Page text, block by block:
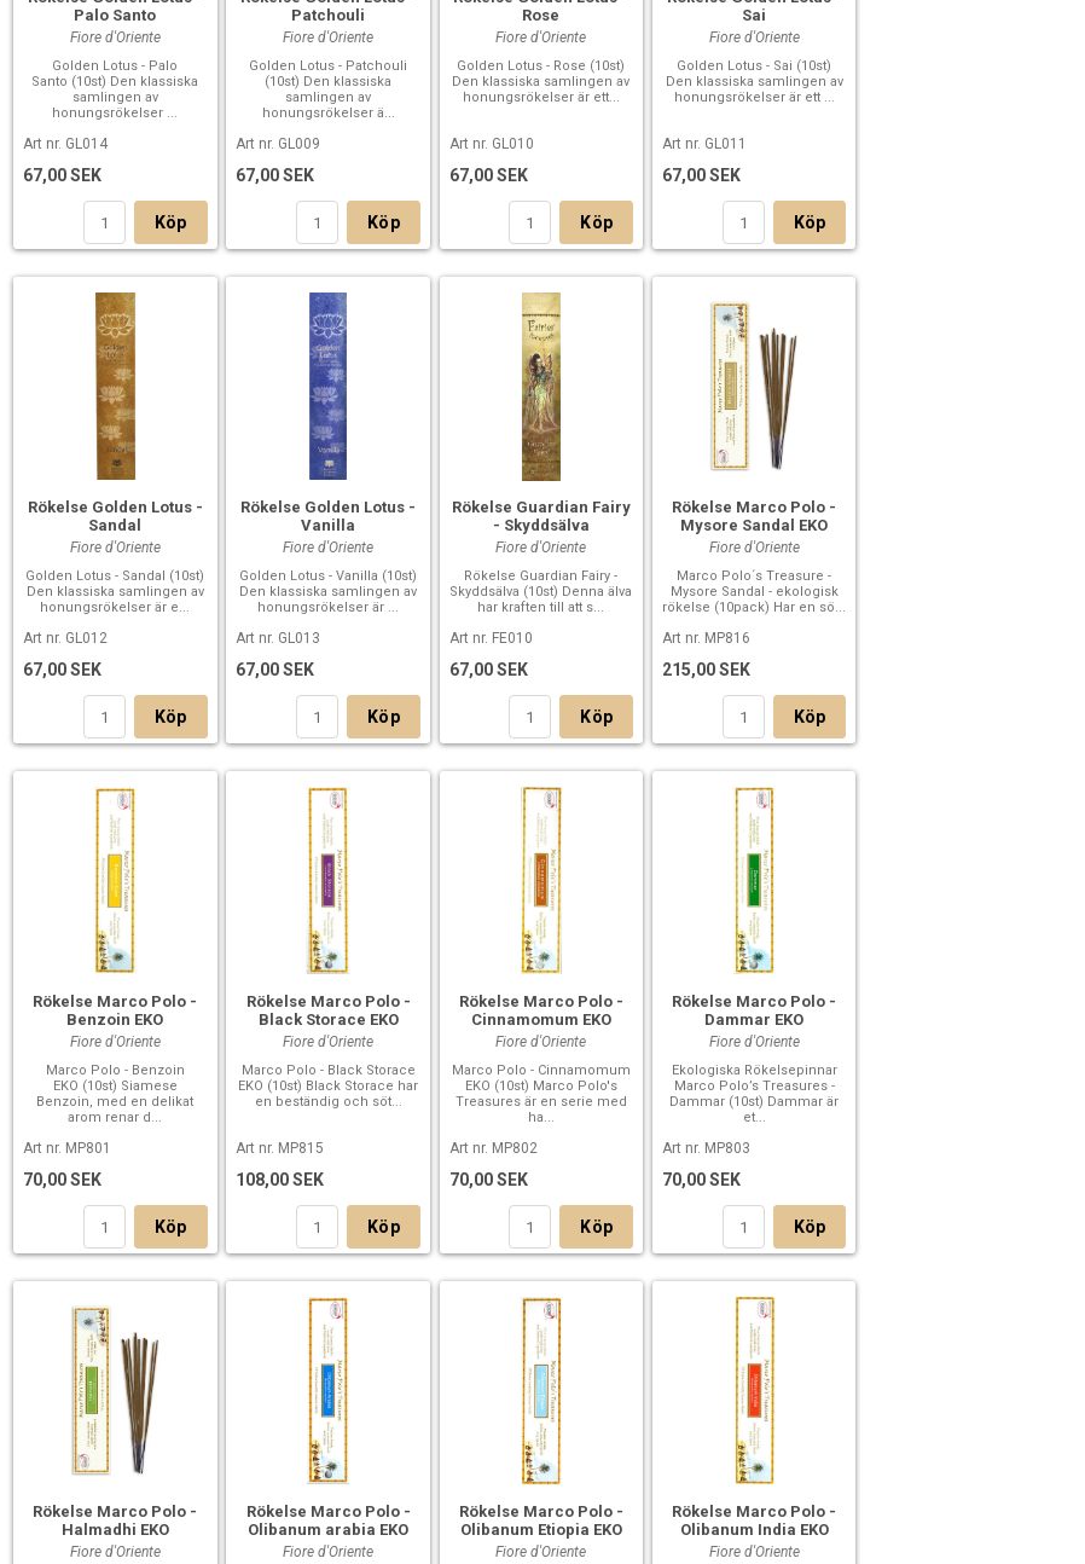
Palo Santo
Fiore d'Oriente
Golden Lotus - Palo
Santo (10st) Den klassiska
samlingen av
honungsrökelser ...
Art nr. GL014
67,00 SEK
Köp
Patchouli
Fiore d'Oriente
Golden Lotus - Patchouli
(10st) Den klassiska
samlingen av
honungsrökelser ä...
Art nr. GL009
67,00 SEK
Köp
Rose
Fiore d'Oriente
Golden Lotus - Rose (10st)
Den klassiska samlingen av
honungsrökelser är ett...
Art nr. GL010
67,00 SEK
Köp
Sai
Fiore d'Oriente
Golden Lotus - Sai (10st)
Den klassiska samlingen av
honungsrökelser är ett ...
Art nr. GL011
67,00 SEK
Köp
Rökelse Golden Lotus -
Sandal
Fiore d'Oriente
Golden Lotus - Sandal (10st)
Den klassiska samlingen av
honungsrökelser är e...
Art nr. GL012
67,00 SEK
Köp
Rökelse Golden Lotus -
Vanilla
Fiore d'Oriente
Golden Lotus - Vanilla (10st)
Den klassiska samlingen av
honungsrökelser är ...
Art nr. GL013
67,00 SEK
Köp
Rökelse Guardian Fairy
- Skyddsälva
Fiore d'Oriente
Rökelse Guardian Fairy -
Skyddsälva (10st) Denna älva
har kraften till att s...
Art nr. FE010
67,00 SEK
Köp
Rökelse Marco Polo -
Mysore Sandal EKO
Fiore d'Oriente
Marco Polo´s Treasure -
Mysore Sandal - ekologisk
rökelse (10pack) Har en sö...
Art nr. MP816
215,00 SEK
Köp
Rökelse Marco Polo -
Benzoin EKO
Fiore d'Oriente
Marco Polo - Benzoin
EKO (10st) Siamese
Benzoin, med en delikat
arom renar d...
Art nr. MP801
70,00 SEK
Köp
Rökelse Marco Polo -
Black Storace EKO
Fiore d'Oriente
Marco Polo - Black Storace
EKO (10st) Black Storace har
en beständig och söt...
Art nr. MP815
108,00 SEK
Köp
Rökelse Marco Polo -
Cinnamomum EKO
Fiore d'Oriente
Marco Polo - Cinnamomum
EKO (10st) Marco Polo's
Treasures är en serie med
ha...
Art nr. MP802
70,00 SEK
Köp
Rökelse Marco Polo -
Dammar EKO
Fiore d'Oriente
Ekologiska Rökelsepinnar
Marco Polo’s Treasures -
Dammar (10st) Dammar är
et...
Art nr. MP803
70,00 SEK
Köp
Rökelse Marco Polo -
Halmadhi EKO
Fiore d'Oriente
Rökelse Marco Polo -
Olibanum arabia EKO
Fiore d'Oriente
Rökelse Marco Polo -
Olibanum Etiopia EKO
Fiore d'Oriente
Rökelse Marco Polo -
Olibanum India EKO
Fiore d'Oriente